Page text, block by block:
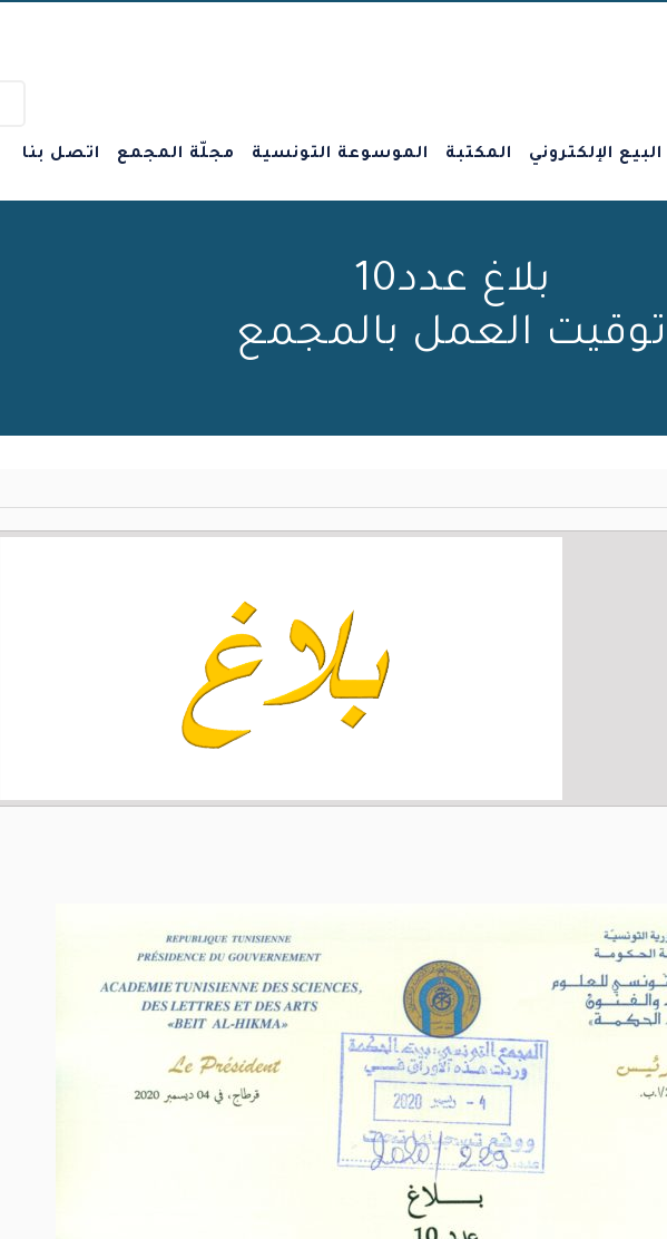
البيع الإلكتروني المكتبة الموسوعة التونسية مجلّة المجمع اتصل بنا
بلاغ عدد10
توقيت العمل بالمجمع